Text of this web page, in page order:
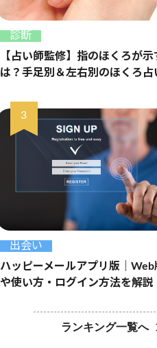
診断
【占い師監修】指のほくろが示
は？手足別＆左右別のほくろ占
出会い
ハッピーメールアプリ版｜Web
や使い方・ログイン方法を解説
ランキング一覧へ